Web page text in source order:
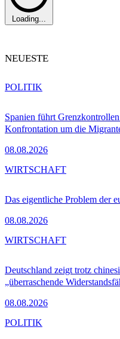
Loading...
NEUESTE
Spanien führt
Konfrontation um die
08.08.2026
POLITIK
Das eigentliche Problem der
08.08.2026
WIRTSCHAFT
Deutschland zeigt trotz
„überraschende
08.08.2026
WIRTSCHAFT
POLITIK